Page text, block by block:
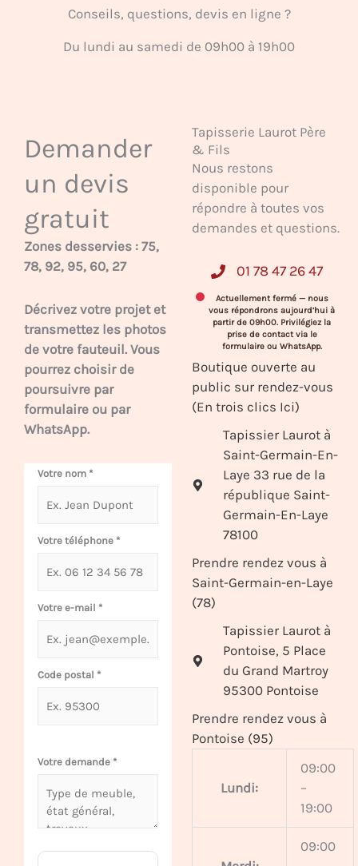
Conseils, questions, devis en ligne ?
Du lundi au samedi de 09h00 à 19h00
Demander
un devis
gratuit
Zones desservies : 75,
78, 92, 95, 60, 27
Décrivez votre projet et
transmettez les photos
de votre fauteuil. Vous
pourrez choisir de
poursuivre par
formulaire ou par
WhatsApp.
Votre nom *
Votre téléphone *
Votre e-mail *
Code postal *
Votre demande *
Tapisserie Laurot Père
& Fils
Nous restons
disponible pour
répondre à toutes vos
demandes et questions.
01 78 47 26 47
Actuellement fermé — nous
vous répondrons aujourd’hui à
partir de 09h00. Privilégiez la
prise de contact via le
formulaire ou WhatsApp.
Boutique ouverte au
public sur rendez-vous
(En trois clics Ici)
Tapissier Laurot à
Saint-Germain-En-
Laye 33 rue de la
république Saint-
Germain-En-Laye
78100
Prendre rendez vous à
Saint-Germain-en-Laye
(78)
Tapissier Laurot à
Pontoise, 5 Place
du Grand Martroy
95300 Pontoise
Prendre rendez vous à
Pontoise (95)
Lundi:
09:00
–
19:00
09:00